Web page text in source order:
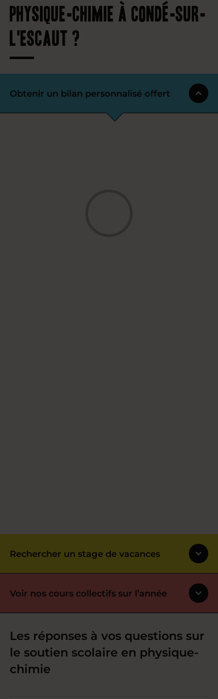
physique-chimie à Condé-sur-
l'Escaut ?
Obtenir un bilan personnalisé offert
Rechercher un stage de vacances
Voir nos cours collectifs sur l’année
Les réponses à vos questions sur
le soutien scolaire en physique-
chimie